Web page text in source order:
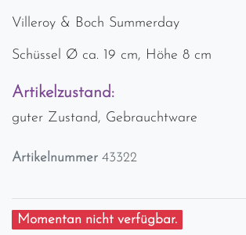
Villeroy & Boch Summerday
Schüssel Ø ca. 19 cm, Höhe 8 cm
Artikelzustand:
guter Zustand, Gebrauchtware
Artikelnummer 43322
Momentan nicht verfügbar.